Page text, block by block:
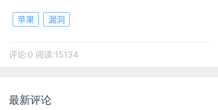
苹果 漏洞
评论:0 阅读:15134
最新评论